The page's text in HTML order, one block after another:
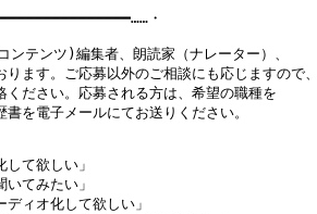
・
テンツ)編集者、朗読家（ナレーター）、
ります。ご応募以外のご相談にも応じますので
ください。応募される方は、希望の職種を
を電子メールにてお送りください。
して欲しい」
いてみたい」
ディオ化して欲しい」